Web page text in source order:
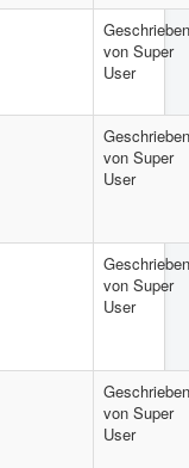
Geschrieben
von Super
User
Geschrieben
von Super
User
Geschrieben
von Super
User
Geschrieben
von Super
User